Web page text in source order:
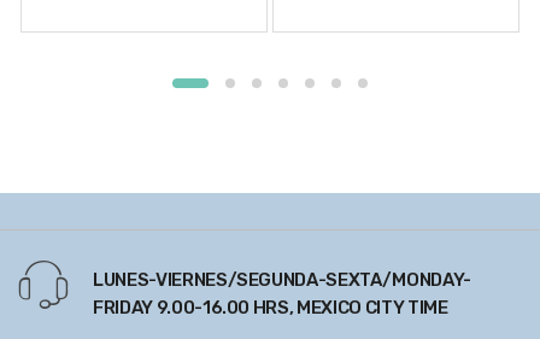
LUNES-VIERNES/SEGUNDA-SEXTA/MONDAY-
FRIDAY 9.00-16.00 HRS, MEXICO CITY TIME